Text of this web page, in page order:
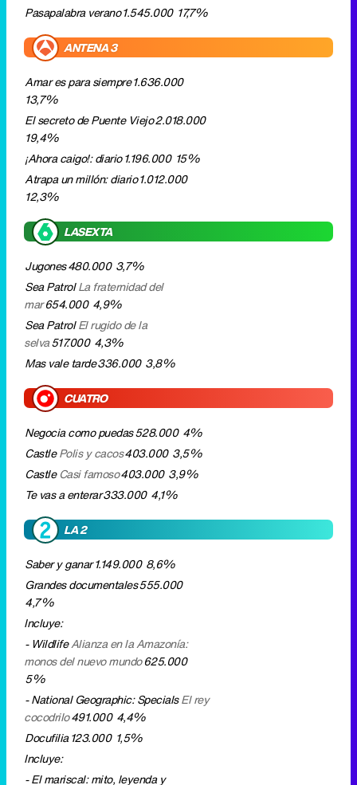
El secreto de Puente Viejo2.018.000
¡Ahora caigo!: diario
12,3%
LASEXTA
Jugones480.000 3,7%
Sea PatrolLa fraternidad del
mar654.000
Sea Patrol
selva517.000 4,3%
CUATRO
Negocia como puedas528.000
CastlePolis y cacos
CastleCasi famoso403.000 3,9%
Te vas a enterar333.000 4,1%
Saber y ganar1.149.000 8,6%
Grandes documentales555.000
4,7%
Incluye:
- WildlifeAlianza en la Amazonía:
5%
- National Geographic: SpecialsEl rey
cocodrilo
Docufilia
Incluye:
- El mariscal: mito, leyenda y
realidad
- Los años del No-Do1953: Franco
bajo palio 106.000 1,4%
- Planeta EgiptoEn busca de la
eternidad